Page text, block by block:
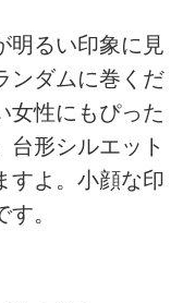
明るい印象に見
ンダムに巻くだ
女性にもぴった
台形シルエット
すよ。小顔な印
。